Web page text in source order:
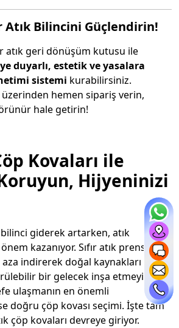
Atık Bilincini Güçlendirin!
atık geri dönüşüm kutusu ile
duyarlı, estetik ve yasalara
sistemi kurabilirsiniz.
üzerinden hemen sipariş verin,
hale getirin!
Kovaları ile
Hijyeninizi
giderek artarken, atık
kazanıyor. Sıfır atık prensibi,
indirerek doğal kaynakları
bir gelecek inşa etmeyi
ulaşmanın en önemli
doğru çöp kovası seçimi. İşte tam
çöp kovaları devreye giriyor.